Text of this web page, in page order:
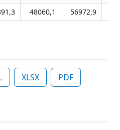
48060,1 56972,9
XLSX PDF